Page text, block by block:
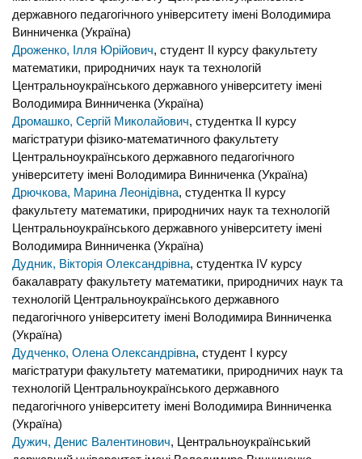
державного педагогічного університету імені Володимира
Винниченка (Україна)
Дроженко, Ілля Юрійович, студент ІІ курсу факультету
математики, природничих наук та технологій
Центральноукраїнського державного університету імені
Володимира Винниченка (Україна)
Дромашко, Сергій Миколайович, студентка IІ курсу
магістратури фізико-математичного факультету
Центральноукраїнського державного педагогічного
університету імені Володимира Винниченка (Україна)
Дрючкова, Марина Леонідівна, студентка ІІ курсу
факультету математики, природничих наук та технологій
Центральноукраїнського державного університету імені
Володимира Винниченка (Україна)
Дудник, Вікторія Олександрівна, студентка IV курсу
бакалаврату факультету математики, природничих наук та
технологій Центральноукраїнського державного
педагогічного університету імені Володимира Винниченка
(Україна)
Дудченко, Олена Олександрівна, студент I курсу
магістратури факультету математики, природничих наук та
технологій Центральноукраїнського державного
педагогічного університету імені Володимира Винниченка
(Україна)
Дужич, Денис Валентинович, Центральноукраїнський